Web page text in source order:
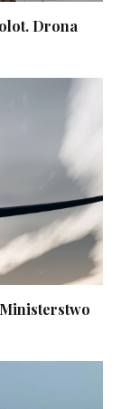
Drona